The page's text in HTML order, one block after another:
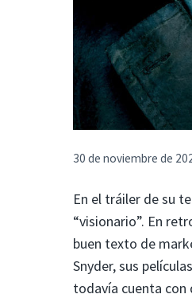
30 de noviembre de
En el tráiler de su
“visionario”. En
buen texto de
Snyder, sus
todavía cuenta con